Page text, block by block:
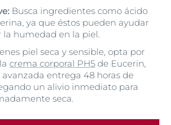
Busca ingredientes como ácido
ya que éstos pueden ayudar
la humedad en la piel.
piel seca y sensible, opta por
crema corporal PH5 de Eucerin,
entrega 48 horas de
un alivio inmediato para
seca.